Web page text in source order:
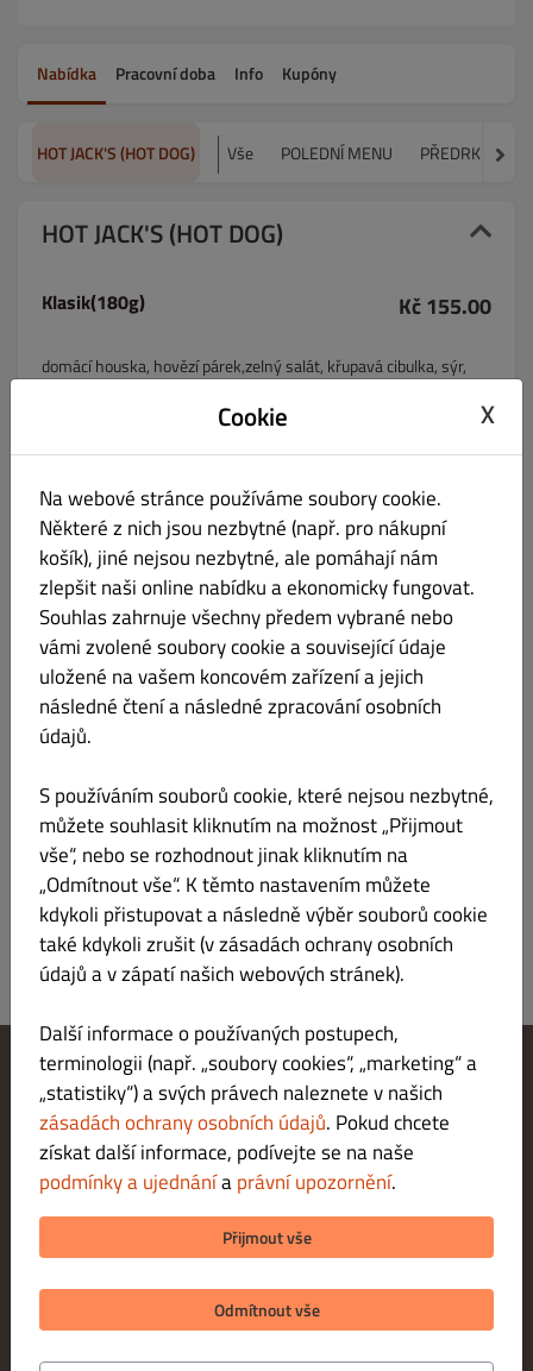
Nabídka Pracovní doba Info Kupóny
HOT JACK'S (HOT DOG) Vše POLEDNÍ MENU PŘEDRKMY A
HOT JACK'S (HOT DOG)
Klasik(180g) Kč 155.00
domácí houska, hovězí párek,zelný salát, křupavá cibulka, sýr,
Chilli (180g) Kč 155.00
domácí houska, slabá klobáska, chilli fazole, jalapeňo, cheddar
BBQ (180g)
domácí houska, trhané hovězí, zelný salát s majonézou, domácí
BBQ omáčka, smažená cibulka
Změnit nastavení souborů cookie
Kontaktuj nás
Zásady ochrany osobních údajů
Podmínky a ujednání
Právní upozornění
METODY PLATBY PŘI DORUČENÍ
METODY PLATBY PŘI VYZVEDNUTÍ
Cookie X
Na webové stránce používáme soubory cookie.
Některé z nich jsou nezbytné (např. pro nákupní
košík), jiné nejsou nezbytné, ale pomáhají nám
zlepšit naši online nabídku a ekonomicky fungovat.
Souhlas zahrnuje všechny předem vybrané nebo
vámi zvolené soubory cookie a související údaje
uložené na vašem koncovém zařízení a jejich
následné čtení a následné zpracování osobních
údajů.
S používáním souborů cookie, které nejsou nezbytné,
můžete souhlasit kliknutím na možnost „Přijmout
vše“, nebo se rozhodnout jinak kliknutím na
„Odmítnout vše“. K těmto nastavením můžete
kdykoli přistupovat a následně výběr souborů cookie
také kdykoli zrušit (v zásadách ochrany osobních
údajů a v zápatí našich webových stránek).
Další informace o používaných postupech,
terminologii (např. „soubory cookies“, „marketing“ a
„statistiky“) a svých právech naleznete v našich
zásadách ochrany osobních údajů. Pokud chcete
získat další informace, podívejte se na naše
podmínky a ujednáníaprávní upozornění.
Přijmout vše
Odmítnout vše